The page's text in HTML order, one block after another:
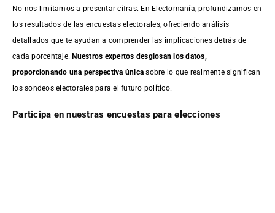
No nos limitamos a presentar cifras. En Electomanía, profundizamos en
los resultados de las encuestas electorales, ofreciendo análisis
detallados que te ayudan a comprender las implicaciones detrás de
cada porcentaje.Nuestros expertos desglosan los datos,
proporcionando una perspectiva única sobre lo que realmente significan
los sondeos electorales para el futuro político.
Participa en nuestras encuestas para elecciones